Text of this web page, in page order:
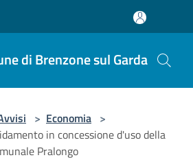
di Brenzone sul Garda
> Economia >
in concessione d'uso della
Pralongo